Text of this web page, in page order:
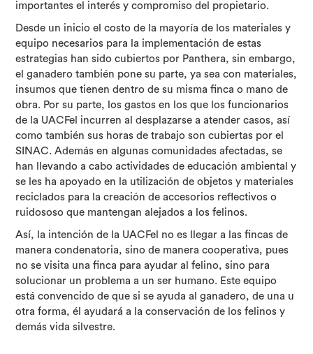
importantes el interés y compromiso del propietario.
Desde un inicio el costo de la mayoría de los materiales y
equipo necesarios para la implementación de estas
estrategias han sido cubiertos por Panthera, sin embargo,
el ganadero también pone su parte, ya sea con materiales,
insumos que tienen dentro de su misma finca o mano de
obra. Por su parte, los gastos en los que los funcionarios
de la UACFel incurren al desplazarse a atender casos, así
como también sus horas de trabajo son cubiertas por el
SINAC. Además en algunas comunidades afectadas, se
han llevando a cabo actividades de educación ambiental y
se les ha apoyado en la utilización de objetos y materiales
reciclados para la creación de accesorios reflectivos o
ruidososo que mantengan alejados a los felinos.
Así, la intención de la UACFel no es llegar a las fincas de
manera condenatoria, sino de manera cooperativa, pues
no se visita una finca para ayudar al felino, sino para
solucionar un problema a un ser humano. Este equipo
está convencido de que si se ayuda al ganadero, de una u
otra forma, él ayudará a la conservación de los felinos y
demás vida silvestre.